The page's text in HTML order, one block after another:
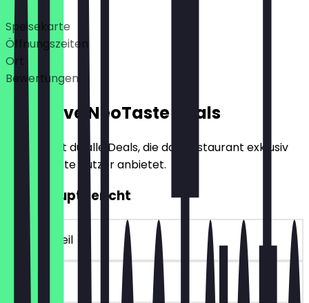
Deals
Speisekarte
Öffnungszeiten
Ort
Bewertungen
Exklusive NeoTaste Deals
Hier findest du alle Deals, die das Restaurant exklusiv
für NeoTaste Nutzer anbietet.
2für1 Hauptgericht
~19 € Vorteil
90 Tage